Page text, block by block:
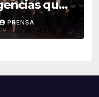
que
del
PRENSA